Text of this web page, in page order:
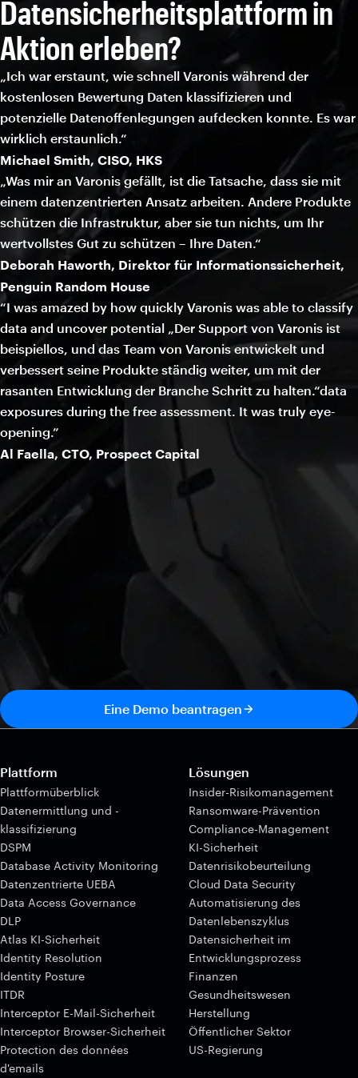
Datensicherheitsplattform in
Aktion erleben?
„Ich war erstaunt, wie schnell Varonis während der
kostenlosen Bewertung Daten klassifizieren und
potenzielle Datenoffenlegungen aufdecken konnte. Es war
wirklich erstaunlich.“
Michael Smith, CISO, HKS
„Was mir an Varonis gefällt, ist die Tatsache, dass sie mit
einem datenzentrierten Ansatz arbeiten. Andere Produkte
schützen die Infrastruktur, aber sie tun nichts, um Ihr
wertvollstes Gut zu schützen – Ihre Daten.“
Deborah Haworth, Direktor für Informationssicherheit,
Penguin Random House
“I was amazed by how quickly Varonis was able to classify
data and uncover potential „Der Support von Varonis ist
beispiellos, und das Team von Varonis entwickelt und
verbessert seine Produkte ständig weiter, um mit der
rasanten Entwicklung der Branche Schritt zu halten.“data
exposures during the free assessment. It was truly eye-
opening.”
Al Faella, CTO, Prospect Capital
Eine Demo beantragen
Plattform
Plattformüberblick
Datenermittlung und -
klassifizierung
DSPM
Database Activity Monitoring
Datenzentrierte UEBA
Data Access Governance
DLP
Atlas KI-Sicherheit
Identity Resolution
Identity Posture
ITDR
Interceptor E-Mail-Sicherheit
Interceptor Browser-Sicherheit
Protection des données
d'emails
Lösungen
Insider-Risikomanagement
Ransomware-Prävention
Compliance-Management
KI-Sicherheit
Datenrisikobeurteilung
Cloud Data Security
Automatisierung des
Datenlebenszyklus
Datensicherheit im
Entwicklungsprozess
Finanzen
Gesundheitswesen
Herstellung
Öffentlicher Sektor
US-Regierung